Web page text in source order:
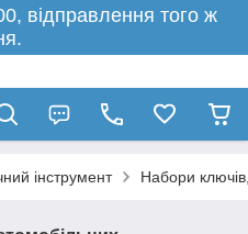
відправлення того ж
інструмент Набори